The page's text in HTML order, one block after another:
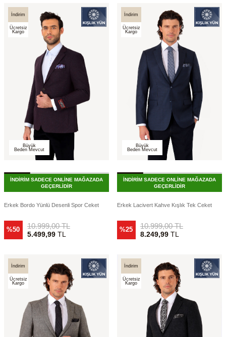
İndirim
Ücretsiz
Kargo
Büyük
Beden Mevcut
İNDİRİM SADECE ONLİNE MAĞAZADA
GEÇERLİDİR
Erkek Bordo Yünlü Desenli Spor Ceket
%50 10.999,00TL
5.499,99TL
İndirim
Ücretsiz
Kargo
Büyük
Beden Mevcut
İNDİRİM SADECE ONLİNE MAĞAZADA
GEÇERLİDİR
Erkek Lacivert Kahve Kışlık Tek Ceket
%25 10.999,00TL
8.249,99TL
İndirim
Ücretsiz
Kargo
İndirim
Ücretsiz
Kargo